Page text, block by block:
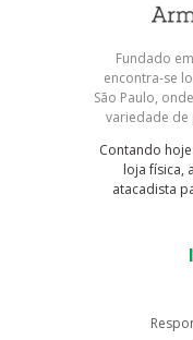
Fundado
encontra-se
São Paulo,
variedade de
Contando
loja física,
atacadista